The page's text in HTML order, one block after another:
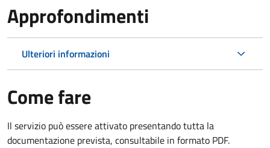
Approfondimenti
Ulteriori informazioni
Come fare
Il servizio può essere attivato presentando tutta la
documentazione prevista, consultabile in formato PDF.